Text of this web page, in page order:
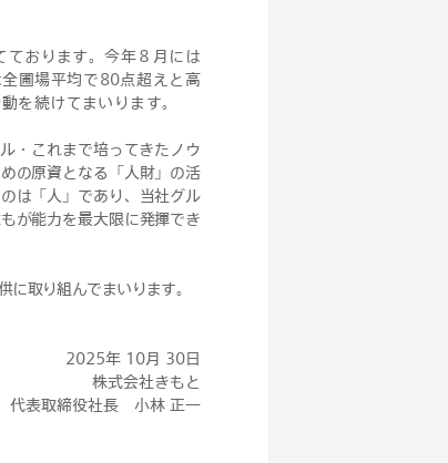
おります。今年８月には
圃場平均で80点超えと高
を続けてまいります。
・これまで培ってきたノウ
の原資となる「人財」の活
は「人」であり、当社グル
が能力を最大限に発揮でき
取り組んでまいります。
2025年 10月 30日
株式会社きもと
代表取締役社長 小林 正一